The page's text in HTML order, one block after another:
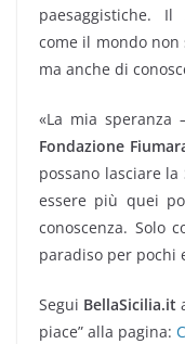
paesaggistiche.
come il mondo non
ma anche di
«La mia speranza
Fondazione
possano lasciare
essere più quei
conoscenza. Solo
paradiso per pochi
Segui BellaSicilia.it
piace” alla pagina: